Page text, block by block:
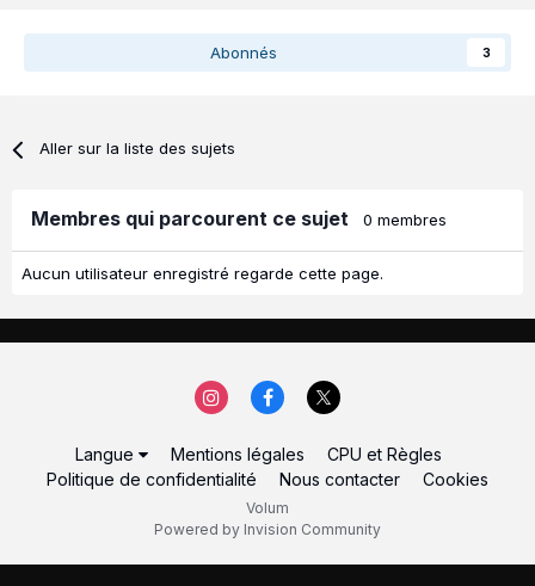
Abonnés 3
Aller sur la liste des sujets
Membres qui parcourent ce sujet 0 membres
Aucun utilisateur enregistré regarde cette page.
Langue Mentions légales
CPU et Règles
Politique de confidentialité
Nous contacter Cookies
Volum
Powered by Invision Community